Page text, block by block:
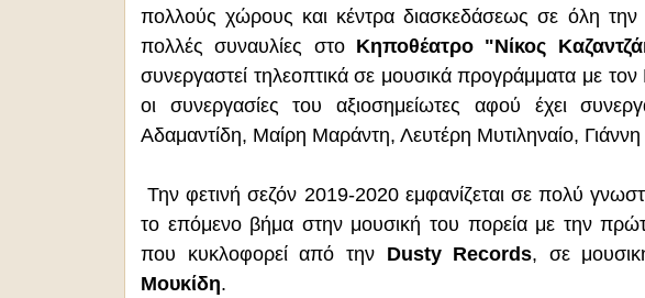
πολλούς χώρους και κέντρα διασκεδάσεως σε όλη την
πολλές συναυλίες στο Κηποθέατρο "Νίκος
συνεργαστεί τηλεοπτικά σε μουσικά προγράμματα με
οι συνεργασίες του αξιοσημείωτες αφού έχει
Αδαμαντίδη, Μαίρη Μαράντη, Λευτέρη Μυτιληναίο,
Την φετινή σεζόν 2019-2020 εμφανίζεται σε πολύ
το επόμενο βήμα στην μουσική του πορεία με την
που κυκλοφορεί από την Dusty Records, σε
Μουκίδη.